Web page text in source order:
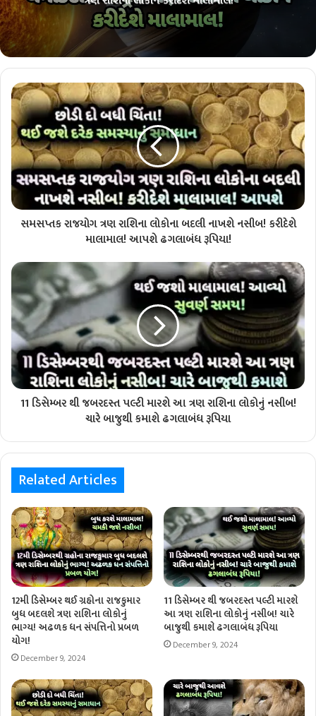
સમસપ્તક રાજયોગ ત્રણ રાશિના લોકોના બદલી નાખશે નસીબ! કરીદેશે
માલામાલ! આપશે ઢગલાબંધ રૂપિયા!
11 ડિસેમ્બર થી જબરદસ્ત પલ્ટી મારશે આ ત્રણ રાશિના લોકોનું નસીબ!
ચારે બાજુથી કમાશે ઢગલાબંધ રૂપિયા
Related Articles
12મી ડિસેમ્બર થઈ ગ્રહોના રાજકુમાર
બુધ બદલશે ત્રણ રાશિના લોકોનું
ભાગ્ય! અઢળક ધન સંપત્તિનો પ્રબળ
યોગ!
December 9, 2024
11 ડિસેમ્બર થી જબરદસ્ત પલ્ટી મારશે
આ ત્રણ રાશિના લોકોનું નસીબ! ચારે
બાજુથી કમાશે ઢગલાબંધ રૂપિયા
December 9, 2024